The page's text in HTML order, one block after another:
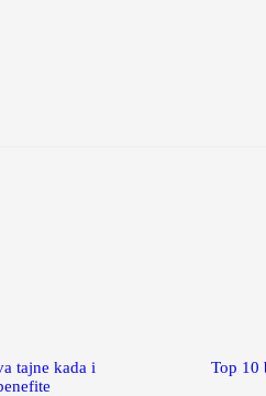
tajne kada i
Top 10